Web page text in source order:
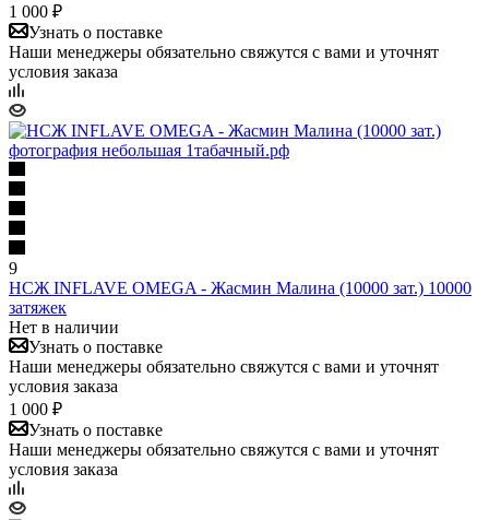
1 000 ₽
Узнать о поставке
Наши менеджеры обязательно свяжутся с вами и уточнят
условия заказа
9
НСЖ INFLAVE OMEGA - Жасмин Малина (10000 зат.) 10000
затяжек
Нет в наличии
Узнать о поставке
Наши менеджеры обязательно свяжутся с вами и уточнят
условия заказа
1 000 ₽
Узнать о поставке
Наши менеджеры обязательно свяжутся с вами и уточнят
условия заказа